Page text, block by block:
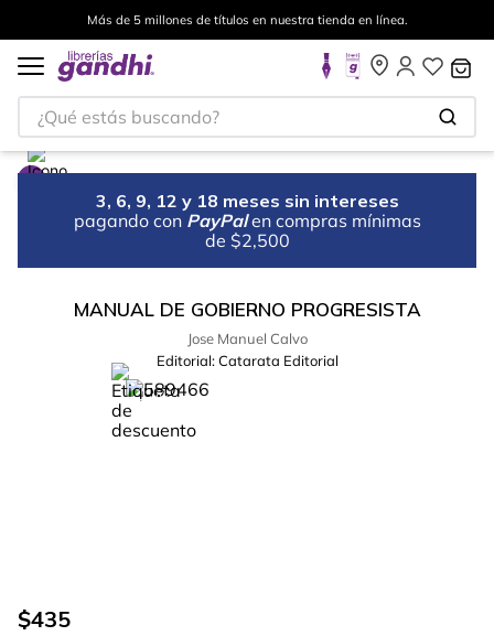
Más de 5 millones de títulos en nuestra tienda en línea.
¿Qué estás buscando?
3, 6, 9, 12 y 18 meses sin intereses
pagando con PayPal en compras mínimas
de $2,500
MANUAL DE GOBIERNO PROGRESISTA
Jose Manuel Calvo
Editorial: Catarata Editorial
-25%
$435